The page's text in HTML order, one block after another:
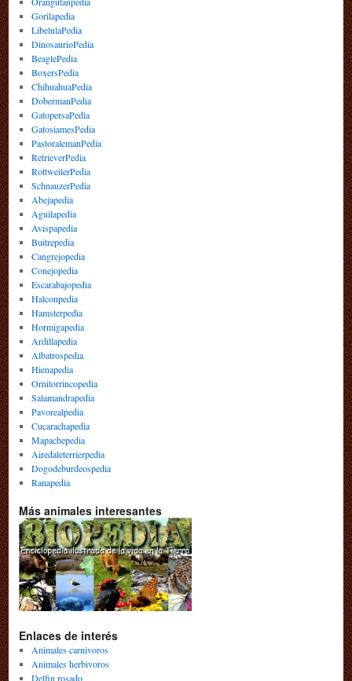
Gorilapedia
LibelulaPedia
DinosaurioPedia
BeaglePedia
BoxersPedia
ChihuahuaPedia
DobermanPedia
GatopersaPedia
GatosiamesPedia
PastoralemanPedia
RetrieverPedia
RottweilerPedia
SchnauzerPedia
Abejapedia
Aguilapedia
Avispapedia
Buitrepedia
Cangrejopedia
Conejopedia
Escarabajopedia
Halconpedia
Hamsterpedia
Hormigapedia
Ardillapedia
Albatrospedia
Hienapedia
Ornitorrincopedia
Salamandrapedia
Pavorealpedia
Cucarachapedia
Mapachepedia
Airedaleterrierpedia
Dogodeburdeospedia
Ranapedia
Más animales interesantes
Enlaces de interés
Animales carnivoros
Animales herbivoros
Delfin rosado